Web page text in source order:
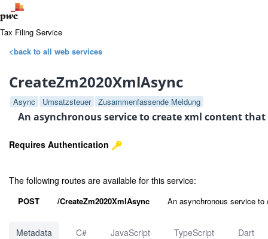
Tax Filing Service
<back to all web services
CreateZm2020XmlAsync
Async Umsatzsteuer Zusammenfassende Meldung
An asynchronous service to create xml content
Requires Authentication
The following routes are available for this service:
POST /CreateZm2020XmlAsync An asynchronous service
Metadata C# JavaScript TypeScript
Dart